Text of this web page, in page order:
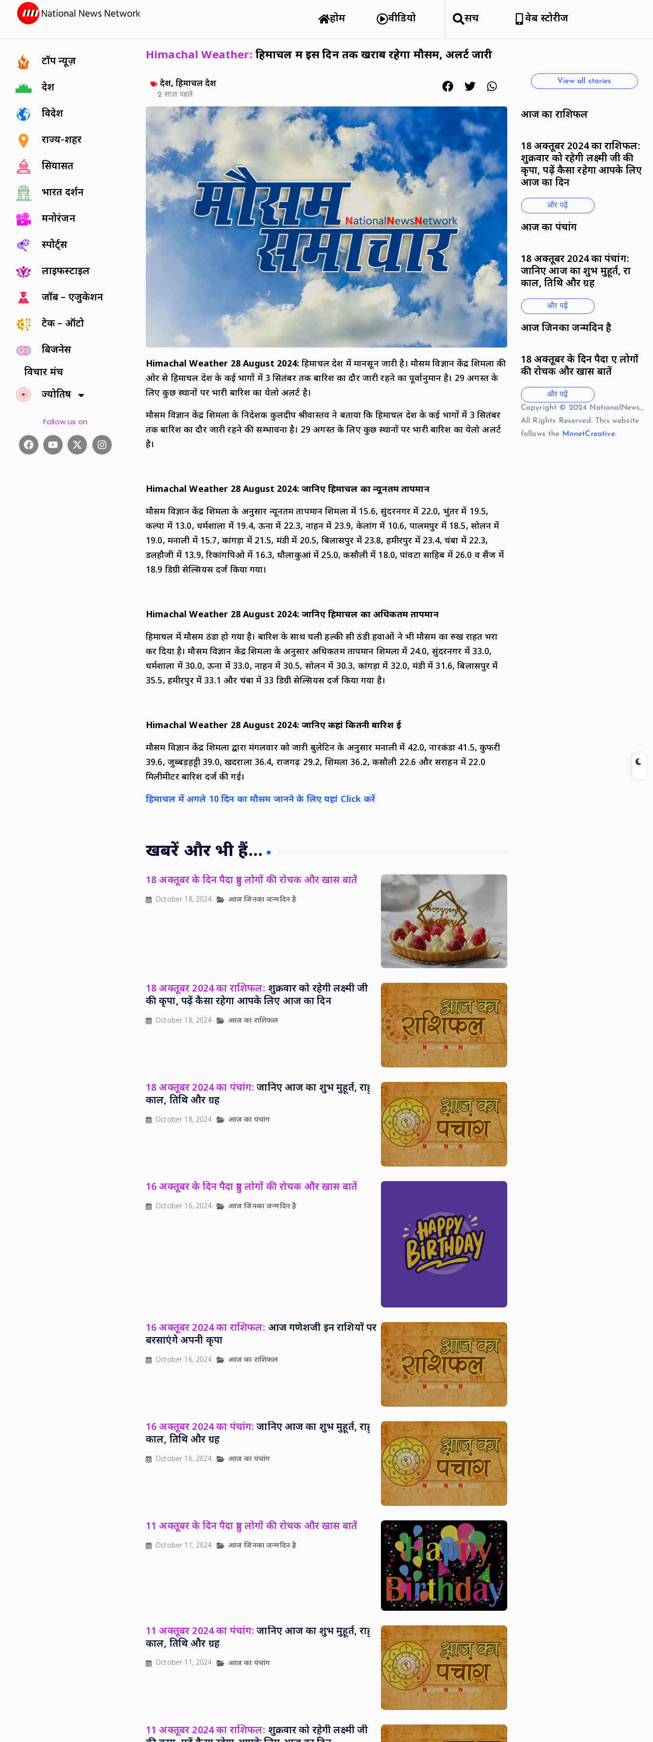
होम वीडियो सर्च वेब स्टोरीज
टॉप न्यूज़
देश
विदेश
राज्य-शहर
सियासत
भारत दर्शन
मनोरंजन
स्पोर्ट्स
लाइफस्टाइल
जॉब – एजुकेशन
टेक – ऑटो
बिजनेस
विचार मंच
ज्योतिष
Follow us on
Himachal Weather: हिमाचल में इस दिन तक खराब रहेगा मौसम, अलर्ट जारी
देश, हिमाचल प्रदेश
2 साल पहले
Himachal Weather 28 August 2024: हिमाचल प्रदेश में मानसून जारी है। मौसम विज्ञान केंद्र शिमला की
ओर से हिमाचल प्रदेश के कई भागों में 3 सितंबर तक बारिश का दौर जारी रहने का पूर्वानुमान है। 29 अगस्त के
लिए कुछ स्थानों पर भारी बारिश का येलो अलर्ट है।
मौसम विज्ञान केंद्र शिमला के निदेशक कुलदीप श्रीवास्तव ने बताया कि हिमाचल प्रदेश के कई भागों में 3 सितंबर
तक बारिश का दौर जारी रहने की सम्भावना है। 29 अगस्त के लिए कुछ स्थानों पर भारी बारिश का येलो अलर्ट
है।
Himachal Weather 28 August 2024: जानिए हिमाचल का न्यूनतम तापमान
मौसम विज्ञान केंद्र शिमला के अनुसार न्यूनतम तापमान शिमला में 15.6, सुंदरनगर में 22.0, भुंतर में 19.5,
कल्पा में 13.0, धर्मशाला में 19.4, ऊना में 22.3, नाहन में 23.9, केलांग में 10.6, पालमपुर में 18.5, सोलन में
19.0, मनाली में 15.7, कांगड़ा में 21.5, मंडी में 20.5, बिलासपुर में 23.8, हमीरपुर में 23.4, चंबा में 22.3,
डलहौजी में 13.9, रिकांगपिओ में 16.3, धौलाकुआं में 25.0, कसौली में 18.0, पांवटा साहिब में 26.0 व सैंज में
18.9 डिग्री सेल्सियस दर्ज किया गया।
Himachal Weather 28 August 2024: जानिए हिमाचल का अधिकतम तापमान
हिमाचल में मौसम ठंडा हो गया है। बारिश के साथ चली हल्की सी ठंडी हवाओं ने भी मौसम का रुख राहत भरा
कर दिया है। मौसम विज्ञान केंद्र शिमला के अनुसार अधिकतम तापमान शिमला में 24.0, सुंदरनगर में 33.0,
धर्मशाला में 30.0, ऊना में 33.0, नाहन में 30.5, सोलन में 30.3, कांगड़ा में 32.0, मंडी में 31.6, बिलासपुर में
35.5, हमीरपुर में 33.1 और चंबा में 33 डिग्री सेल्सियस दर्ज किया गया है।
Himachal Weather 28 August 2024: जानिए कहां कितनी बारिश हुई
मौसम विज्ञान केंद्र शिमला द्वारा मंगलवार को जारी बुलेटिन के अनुसार मनाली में 42.0, नारकंडा 41.5, कुफरी
39.6, जुब्बड़हट्टी 39.0, खदराला 36.4, राजगढ़ 29.2, शिमला 36.2, कसौली 22.6 और सराहन में 22.0
मिलीमीटर बारिश दर्ज की गई।
हिमाचल में अगले 10दिन का मौसम जानने के लिए यहां Click करें
खबरें और भी हैं...
18 अक्तूबर के दिन पैदा हुए लोगों की रोचक और खास बातें
October 18, 2024 आज जिनका जन्मदिन है
18 अक्तूबर 2024 का राशिफल: शुक्रवार को रहेगी लक्ष्मी जी
की कृपा, पढ़ें कैसा रहेगा आपके लिए आज का दिन
October 18, 2024 आज का राशिफल
18 अक्तूबर 2024 का पंचांग: जानिए आज का शुभ मुहूर्त, राहु
काल, तिथि और ग्रह
October 18, 2024 आज का पंचांग
16 अक्तूबर के दिन पैदा हुए लोगों की रोचक और खास बातें
October 16, 2024 आज जिनका जन्मदिन है
16 अक्तूबर 2024 का राशिफल: आज गणेशजी इन राशियों पर
बरसाएंगे अपनी कृपा
October 16, 2024 आज का राशिफल
16 अक्तूबर 2024 का पंचांग: जानिए आज का शुभ मुहूर्त, राहु
काल, तिथि और ग्रह
October 16, 2024 आज का पंचांग
11 अक्तूबर के दिन पैदा हुए लोगों की रोचक और खास बातें
October 11, 2024 आज जिनका जन्मदिन है
11 अक्तूबर 2024 का पंचांग: जानिए आज का शुभ मुहूर्त, राहु
काल, तिथि और ग्रह
October 11, 2024 आज का पंचांग
11 अक्तूबर 2024 का राशिफल: शुक्रवार को रहेगी लक्ष्मी जी
हिमाचल क्यों है सैलानियों को इतना
View all stories
आज का राशिफल
18 अक्तूबर 2024 का राशिफल:
शुक्रवार को रहेगी लक्ष्मी जी की
कृपा, पढ़ें कैसा रहेगा आपके लिए
आज का दिन
और पढ़ें
आज का पंचांग
18 अक्तूबर 2024 का पंचांग:
जानिए आज का शुभ मुहूर्त, राहु
काल, तिथि और ग्रह
और पढ़ें
आज जिनका जन्मदिन है
18 अक्तूबर के दिन पैदा हुए लोगों
की रोचक और खास बातें
और पढ़ें
Copyright © 2024 NationalNews.,
All Rights Reserved. This website
follows the MnnetCreative.